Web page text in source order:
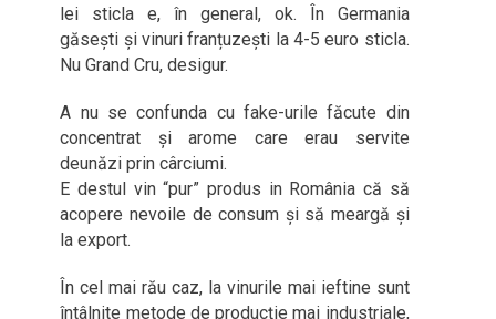
lei sticla e, în general, ok. În Germania
găsești și vinuri franțuzești la 4-5 euro sticla.
Nu Grand Cru, desigur.
A nu se confunda cu fake-urile făcute din
concentrat și arome care erau servite
deunăzi prin cârciumi.
E destul vin “pur” produs in România că să
acopere nevoile de consum și să meargă și
la export.
În cel mai rău caz, la vinurile mai ieftine sunt
întâlnite metode de producție mai industriale,